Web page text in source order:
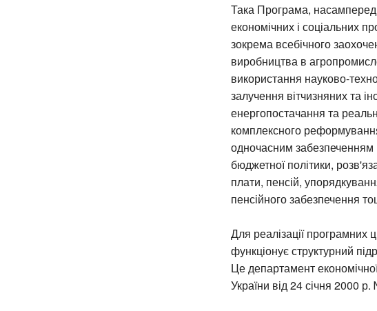
Така Програма,
економічних і соціальних
зокрема всебічного
виробництва в
використання науково-
залучення вітчизняних та
енергопостачання та
комплексного
одночасним забезпеченням
бюджетної політики,
плати, пенсій,
пенсійного забезпечення
Для реалізації програмних
функціонує структурний
Це департамент
України від 24 січня 2000